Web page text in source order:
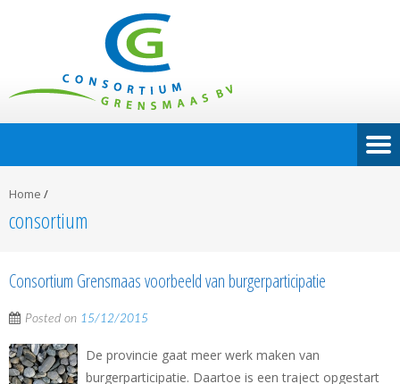
Home /
consortium
Consortium Grensmaas voorbeeld van burgerparticipatie
Posted on 15/12/2015
De provincie gaat meer werk maken van
burgerparticipatie. Daartoe is een traject opgestart